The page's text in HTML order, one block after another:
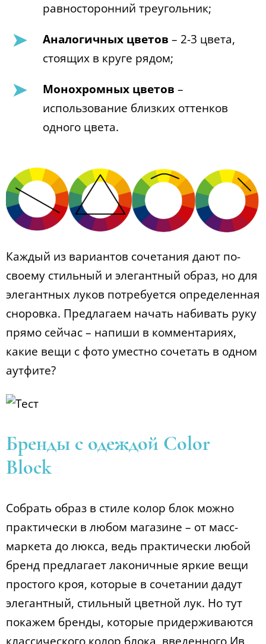
равносторонний треугольник;
Аналогичных цветов – 2-3 цвета,
стоящих в круге рядом;
Монохромных цветов –
использование близких оттенков
одного цвета.
Каждый из вариантов сочетания дают по-
своему стильный и элегантный образ, но для
элегантных луков потребуется определенная
сноровка. Предлагаем начать набивать руку
прямо сейчас – напиши в комментариях,
какие вещи с фото уместно сочетать в одном
аутфите?
Бренды с одеждой Color
Block
Собрать образ в стиле колор блок можно
практически в любом магазине – от масс-
маркета до люкса, ведь практически любой
бренд предлагает лаконичные яркие вещи
простого кроя, которые в сочетании дадут
элегантный, стильный цветной лук. Но тут
покажем бренды, которые придерживаются